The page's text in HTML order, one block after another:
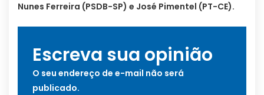
Nunes Ferreira (PSDB-SP) e José Pimentel (PT-CE).
Escreva sua opinião
O seu endereço de e-mail não será
publicado.